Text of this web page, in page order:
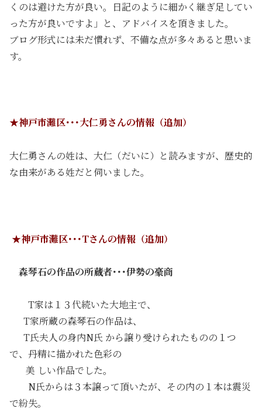
くのは避けた方が良い。日記のように細かく継ぎ足してい
った方が良いですよ」と、アドバイスを頂きました。
ブログ形式には未だ慣れず、不備な点が多々あると思いま
す。
★神戸市灘区･･･大仁勇さんの情報（追加）
大仁勇さんの姓は、大仁（だいに）と読みますが、歴史的
な由来がある姓だと伺いました。
★神戸市灘区･･･Tさんの情報（追加）
森琴石の作品の所蔵者･･･伊勢の豪商
T家は１３代続いた大地主で、
T家所蔵の森琴石の作品は、
T氏夫人の身内N氏 から譲り受けられたものの１つ
で、丹精に描かれた色彩の
美 しい作品でした。
N氏からは３本譲って頂いたが、その内の１本は震災
で紛失。